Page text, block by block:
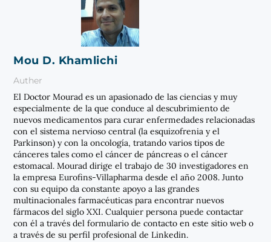
Mou D. Khamlichi
Auther
El Doctor Mourad es un apasionado de las ciencias y muy
especialmente de la que conduce al descubrimiento de
nuevos medicamentos para curar enfermedades relacionadas
con el sistema nervioso central (la esquizofrenia y el
Parkinson) y con la oncología, tratando varios tipos de
cánceres tales como el cáncer de páncreas o el cáncer
estomacal. Mourad dirige el trabajo de 30 investigadores en
la empresa Eurofins-Villapharma desde el año 2008. Junto
con su equipo da constante apoyo a las grandes
multinacionales farmacéuticas para encontrar nuevos
fármacos del siglo XXI. Cualquier persona puede contactar
con él a través del formulario de contacto en este sitio web o
a través de su perfil profesional de Linkedin.